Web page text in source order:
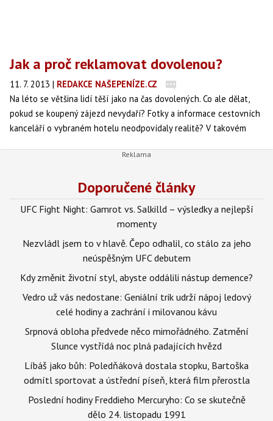
Jak a proč reklamovat dovolenou?
11. 7. 2013 | REDAKCE NAŠEPENÍZE.CZ
Na léto se většina lidí těší jako na čas dovolených. Co ale dělat,
pokud se koupený zájezd nevydaří? Fotky a informace cestovních
kanceláří o vybraném hotelu neodpovídaly realitě? V takovém
Doporučené články
UFC Fight Night: Gamrot vs. Salkilld – výsledky a nejlepší
momenty
Nezvládl jsem to v hlavě. Čepo odhalil, co stálo za jeho
neúspěšným UFC debutem
Kdy změnit životní styl, abyste oddálili nástup demence?
Vedro už vás nedostane: Geniální trik udrží nápoj ledový
celé hodiny a zachrání i milovanou kávu
Srpnová obloha předvede něco mimořádného. Zatmění
Slunce vystřídá noc plná padajících hvězd
Líbáš jako bůh: Poledňáková dostala stopku, Bartoška
odmítl sportovat a ústřední píseň, která film přerostla
Poslední hodiny Freddieho Mercuryho: Co se skutečně
dělo 24. listopadu 1991